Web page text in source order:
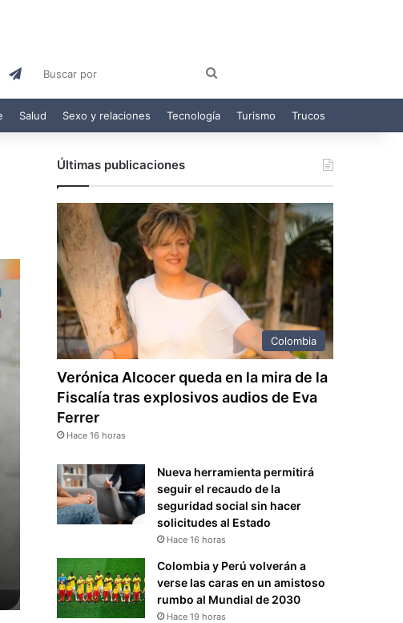
Telegram
por
Salud Sexo y relaciones Tecnología Turismo Trucos
Últimas publicaciones
Colombia
Verónica Alcocer queda en la mira de la
Fiscalía tras explosivos audios de Eva
Ferrer
Hace 16 horas
Nueva herramienta permitirá
seguir el recaudo de la
seguridad social sin hacer
solicitudes al Estado
Hace 16 horas
Colombia y Perú volverán a
verse las caras en un amistoso
rumbo al Mundial de 2030
Hace 19 horas